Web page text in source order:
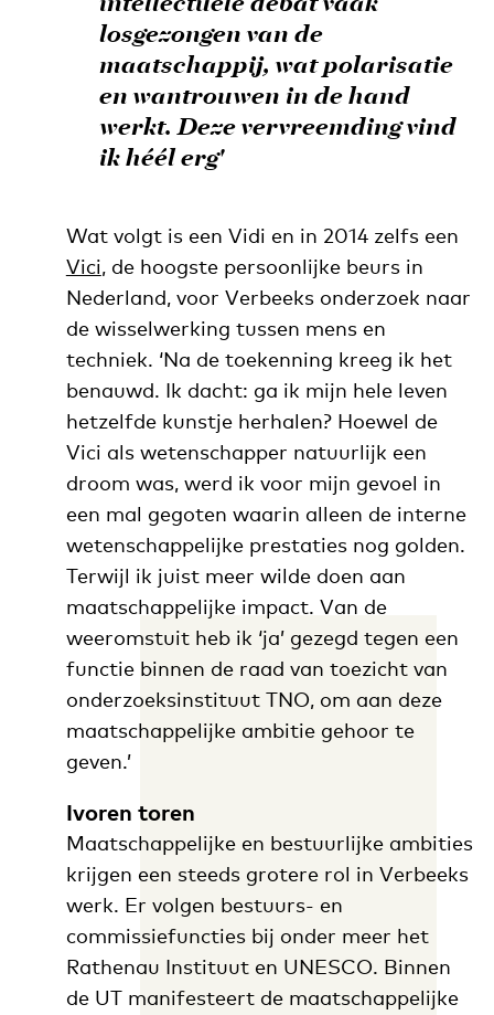
losgezongen van de
maatschappij, wat polarisatie
en wantrouwen in de hand
werkt. Deze vervreemding vind
ik héél erg'
Wat volgt is een Vidi en in 2014 zelfs een
Vici, de hoogste persoonlijke beurs in
Nederland, voor Verbeeks onderzoek naar
de wisselwerking tussen mens en
techniek. ‘Na de toekenning kreeg ik het
benauwd. Ik dacht: ga ik mijn hele leven
hetzelfde kunstje herhalen? Hoewel de
Vici als wetenschapper natuurlijk een
droom was, werd ik voor mijn gevoel in
een mal gegoten waarin alleen de interne
wetenschappelijke prestaties nog golden.
Terwijl ik juist meer wilde doen aan
maatschappelijke impact. Van de
weeromstuit heb ik ‘ja’ gezegd tegen een
functie binnen de raad van toezicht van
onderzoeksinstituut TNO, om aan deze
maatschappelijke ambitie gehoor te
geven.’
Ivoren toren
Maatschappelijke en bestuurlijke ambities
krijgen een steeds grotere rol in Verbeeks
werk. Er volgen bestuurs- en
commissiefuncties bij onder meer het
Rathenau Instituut en UNESCO. Binnen
de UT manifesteert de maatschappelijke